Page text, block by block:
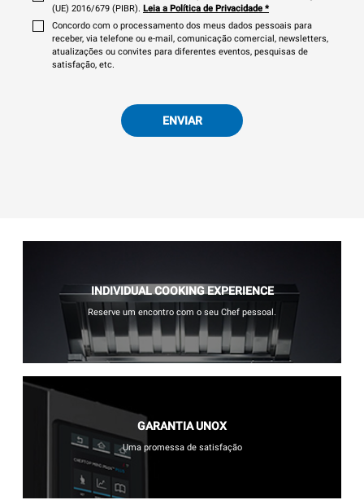
(UE) 2016/679 (PIBR). Leia a Política de Privacidade *
Concordo com o processamento dos meus dados pessoais para
receber, via telefone ou e-mail, comunicação comercial, newsletters,
atualizações ou convites para diferentes eventos, pesquisas de
satisfação, etc.
ENVIAR
INDIVIDUAL COOKING EXPERIENCE
Reserve um encontro com o seu Chef pessoal.
GARANTIA UNOX
Uma promessa de satisfação